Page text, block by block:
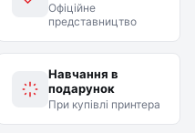
Офіційне
представництво
Навчання в
подарунок
При купівлі принтера